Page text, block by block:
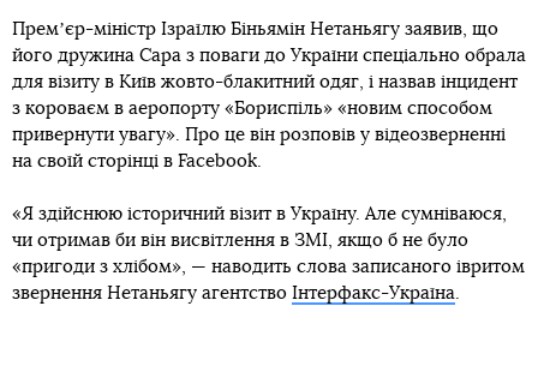
Премʼєр-міністр Ізраїлю Біньямін Нетаньягу заявив, що
його дружина Сара з поваги до України спеціально обрала
для візиту в Київ жовто-блакитний одяг, і назвав інцидент
з короваєм в аеропорту «Бориспіль» «новим способом
привернути увагу». Про це він розповів у відеозверненні
на своїй сторінці в Facebook.
«Я здійснюю історичний візит в Україну. Але сумніваюся,
чи отримав би він висвітлення в ЗМІ, якщо б не було
«пригоди з хлібом», — наводить слова записаного івритом
звернення Нетаньягу агентство Інтерфакс-Україна.